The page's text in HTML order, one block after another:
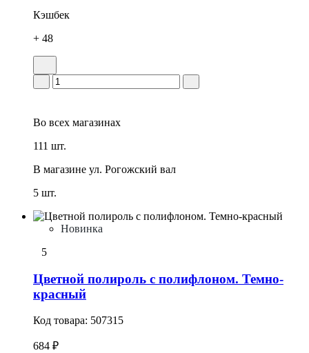
Кэшбек
+ 48
Во всех магазинах
111 шт.
В магазине ул. Рогожский вал
5 шт.
Новинка
5
Цветной полироль с полифлоном. Темно-
красный
Код товара: 507315
684 ₽